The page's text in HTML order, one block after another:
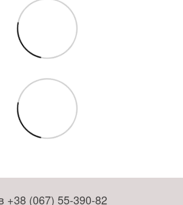
+38 (067) 55-390-82